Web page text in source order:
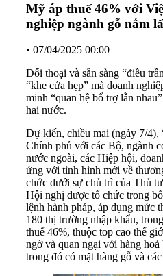
Mỹ áp thuế 46% với
nghiệp ngành gỗ nắm
• 07/04/2025 00:00
Đối thoại và sẵn sàng “điều
“khe cửa hẹp” mà doanh
minh “quan hệ bổ trợ lẫn
hai nước.
Dự kiến, chiều mai (ngày 7/
Chính phủ với các Bộ, ngành
nước ngoài, các Hiệp hội,
ứng với tình hình mới về
chức dưới sự chủ trì của Thủ
Hội nghị được tổ chức trong
lệnh hành pháp, áp dụng mức
180 thị trường nhập khẩu,
thuế 46%, thuộc top cao thế
ngờ và quan ngại với hàng
trong đó có mặt hàng gỗ và